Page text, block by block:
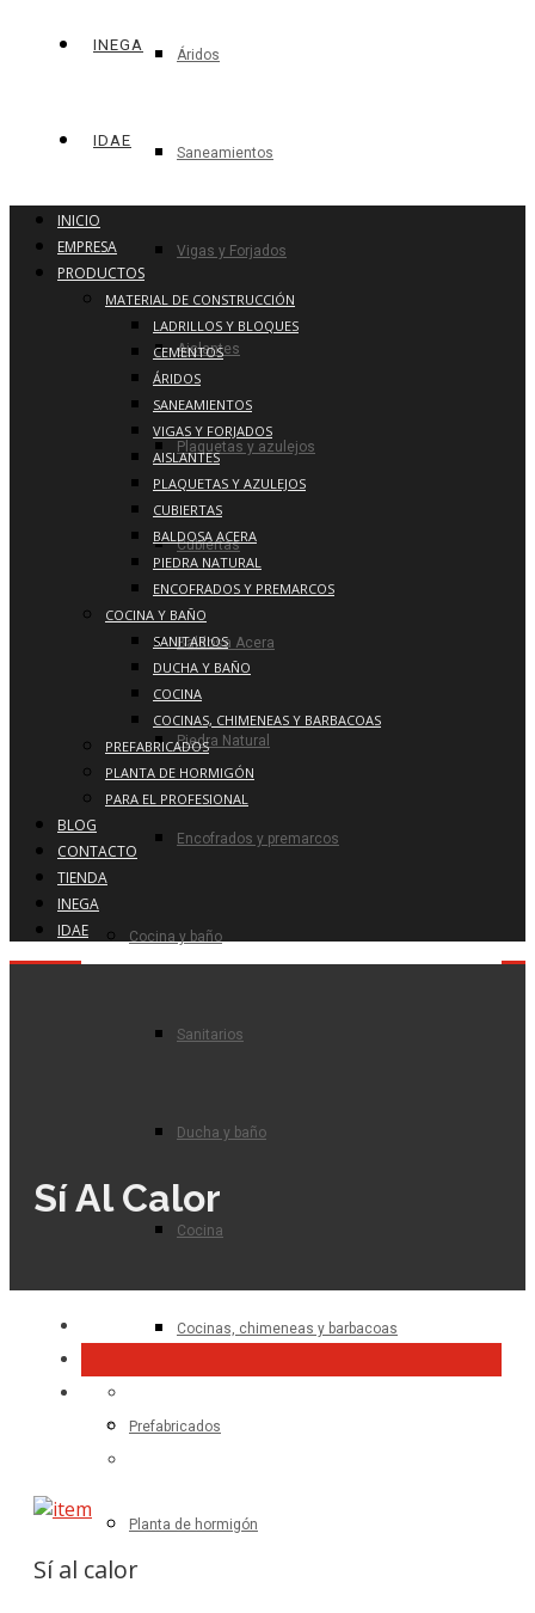
Áridos
Saneamientos
Vigas y Forjados
Aislantes
Plaquetas y azulejos
Cubiertas
Baldosa Acera
Piedra Natural
Encofrados y premarcos
Cocina y baño
Sanitarios
Ducha y baño
Cocina
Cocinas, chimeneas y barbacoas
Prefabricados
Planta de hormigón
INEGA
IDAE
INICIO
EMPRESA
PRODUCTOS
MATERIAL DE CONSTRUCCIÓN
LADRILLOS Y BLOQUES
CEMENTOS
ÁRIDOS
SANEAMIENTOS
VIGAS Y FORJADOS
AISLANTES
PLAQUETAS Y AZULEJOS
CUBIERTAS
BALDOSA ACERA
PIEDRA NATURAL
ENCOFRADOS Y PREMARCOS
COCINA Y BAÑO
SANITARIOS
DUCHA Y BAÑO
COCINA
COCINAS, CHIMENEAS Y BARBACOAS
PREFABRICADOS
PLANTA DE HORMIGÓN
PARA EL PROFESIONAL
BLOG
CONTACTO
TIENDA
INEGA
IDAE
Sí Al Calor
Sí al calor